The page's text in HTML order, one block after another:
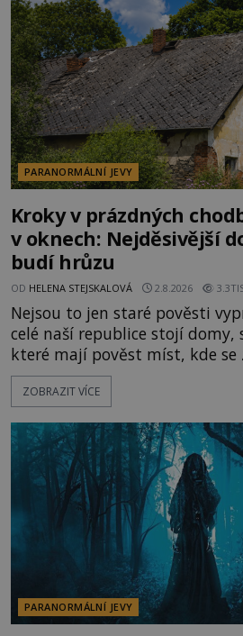
velká snaha to utajit, někteří z
PARANORMÁLNÍ JEVY
Kroky v prázdných
v oknech: Nejděsivější
budí hrůzu
OD HELENA STEJSKALOVÁ 2.8.2026
Nejsou to jen staré pověsti
celé naší republice stojí domy,
které mají pověst míst, kde se
ozývají nevysvětlitelné zvuky
jevy. Zatímco historici většinou hledají racionální
lokality vykazují nápadně
celé generace. A právě tato
ZOBRAZIT VÍCE
PARANORMÁLNÍ JEVY